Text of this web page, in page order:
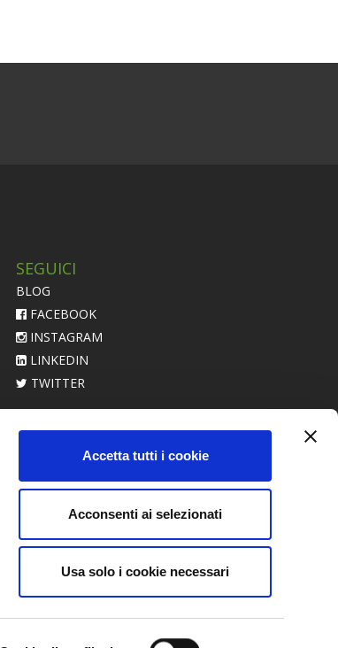
Accetta tutti i cookie
Acconsenti ai selezionati
Usa solo i cookie necessari
SEGUICI
BLOG
FACEBOOK
INSTAGRAM
LINKEDIN
TWITTER